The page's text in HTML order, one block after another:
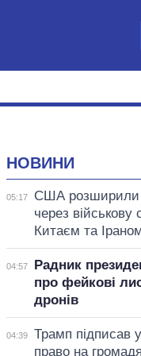
НОВИНИ
05:17
США розширили
через військову
Китаєм та
04:57
Радник
про фейкові
дронів
04:39
Трамп підписав
право на